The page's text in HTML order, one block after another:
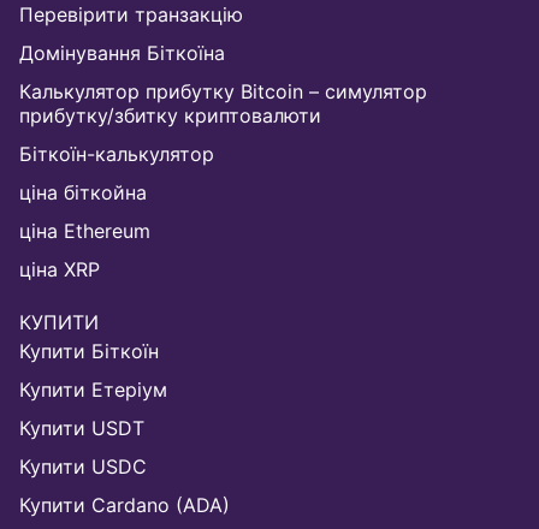
Перевірити транзакцію
Домінування Біткоїна
Калькулятор прибутку Bitcoin – симулятор
прибутку/збитку криптовалюти
Біткоїн-калькулятор
ціна біткойна
ціна Ethereum
ціна XRP
КУПИТИ
Купити Біткоїн
Купити Етеріум
Купити USDT
Купити USDC
Купити Cardano (ADA)